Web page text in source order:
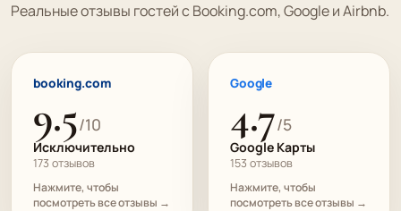
Реальные отзывы гостей с Booking.com, Google и Airbnb.
booking.com
9.5/10
Исключительно
173 отзывов
Нажмите, чтобы
посмотреть все отзывы →
Google
4.7/5
Google Карты
153 отзывов
Нажмите, чтобы
посмотреть все отзывы →